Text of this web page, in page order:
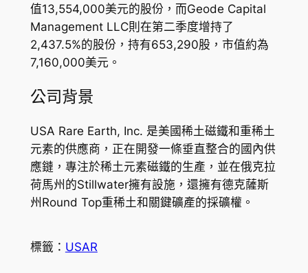
值13,554,000美元的股份，而Geode Capital
Management LLC則在第二季度增持了
2,437.5%的股份，持有653,290股，市值約為
7,160,000美元。
公司背景
USA Rare Earth, Inc. 是美國稀土磁鐵和重稀土
元素的供應商，正在開發一條垂直整合的國內供
應鏈，專注於稀土元素磁鐵的生產，並在俄克拉
荷馬州的Stillwater擁有設施，還擁有德克薩斯
州Round Top重稀土和關鍵礦產的採礦權。
標籤： USAR